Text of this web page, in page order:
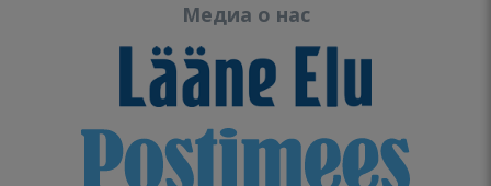
Медиа о нас